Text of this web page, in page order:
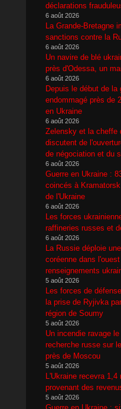
déclarations
6 août 2026
La Grande-Bretagne
sanctions contre la
6 août 2026
Un navire de blé
près d'Odessa, un
6 août 2026
Depuis le début de la
endommagé près de
en Ukraine
6 août 2026
Zelensky et la cheffe
discutent de
de négociation et du
6 août 2026
Guerre en Ukraine :
coincés à
de l'Ukraine
6 août 2026
Les forces
raffineries russes et
6 août 2026
La Russie déploie
coréenne dans
renseignements
5 août 2026
Les forces de
la prise de Ryjivka
région de Soumy
5 août 2026
Un incendie ravage
recherche russe sur
près de Moscou
5 août 2026
L'Ukraine recevra
provenant des
5 août 2026